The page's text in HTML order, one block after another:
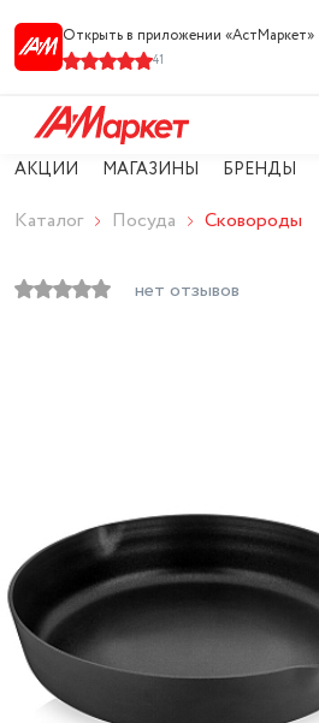
Открыть в приложении «АстМарке‪т‬»
41
АКЦИИ МАГАЗИНЫ БРЕНДЫ
Каталог Посуда Сковороды
нет отзывов